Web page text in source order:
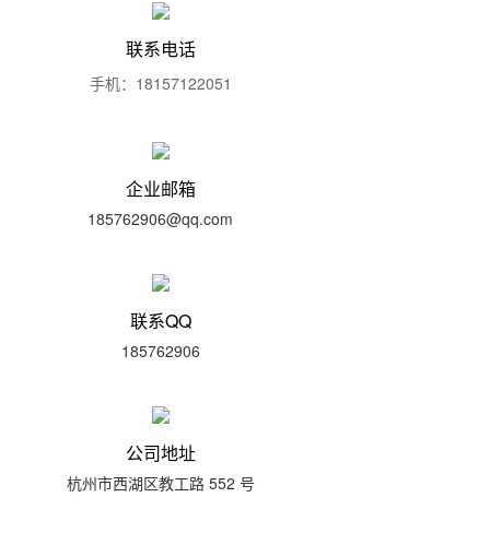
联系电话
手机：18157122051
企业邮箱
185762906@qq.com
联系QQ
185762906
公司地址
杭州市西湖区教工路 552 号